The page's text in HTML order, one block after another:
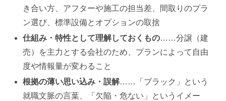
き合い方、アフターや施工の担当差、間取りのプラ
ン選び、標準設備とオプションの取捨
仕組み・特性として理解しておくもの……分譲（建
売）を主力とする会社のため、プランによって自由
度や情報量が変わること
根拠の薄い思い込み・誤解……「ブラック」という
就職文脈の言葉、「欠陥・危ない」というイメー